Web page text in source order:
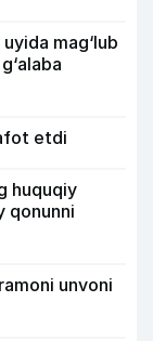
mag‘lub
etdi
huquqiy
qonunni
unvoni